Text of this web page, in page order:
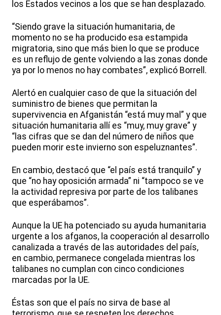
los Estados vecinos a los que se han desplazado.
“Siendo grave la situación humanitaria, de
momento no se ha producido esa estampida
migratoria, sino que más bien lo que se produce
es un reflujo de gente volviendo a las zonas donde
ya por lo menos no hay combates”, explicó Borrell.
Alertó en cualquier caso de que la situación del
suministro de bienes que permitan la
supervivencia en Afganistán “está muy mal” y que
situación humanitaria allí es “muy, muy grave” y
“las cifras que se dan del número de niños que
pueden morir este invierno son espeluznantes”.
En cambio, destacó que “el país está tranquilo” y
que “no hay oposición armada” ni “tampoco se ve
la actividad represiva por parte de los talibanes
que esperábamos”.
Aunque la UE ha potenciado su ayuda humanitaria
urgente a los afganos, la cooperación al desarrollo
canalizada a través de las autoridades del país,
en cambio, permanece congelada mientras los
talibanes no cumplan con cinco condiciones
marcadas por la UE.
Éstas son que el país no sirva de base al